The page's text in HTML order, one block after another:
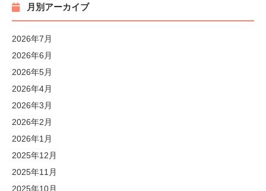
月別アーカイブ
2026年7月
2026年6月
2026年5月
2026年4月
2026年3月
2026年2月
2026年1月
2025年12月
2025年11月
2025年10月